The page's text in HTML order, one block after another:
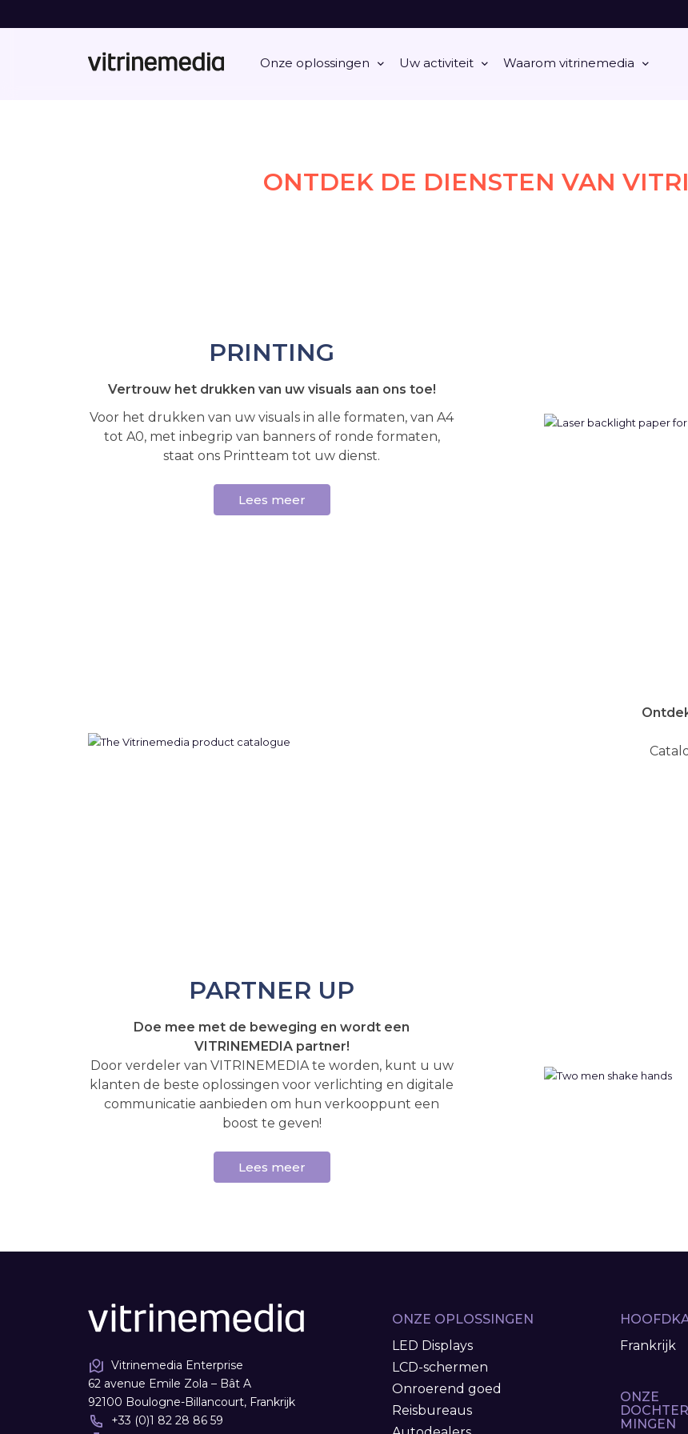
Onze oplossingen Uw activiteit Waarom vitrinemedia
ONTDEK DE DIENSTEN VAN
PRINTING
Vertrouw het drukken van uw visuals aan ons toe!
Voor het drukken van uw visuals in alle formaten, van A4
tot A0, met inbegrip van banners of ronde formaten,
staat ons Printteam tot uw dienst.
Lees meer
PARTNER UP
Doe mee met de beweging en wordt een
VITRINEMEDIA partner!
Door verdeler van VITRINEMEDIA te worden, kunt u uw
klanten de beste oplossingen voor verlichting en digitale
communicatie aanbieden om hun verkooppunt een
boost te geven!
Lees meer
Vitrinemedia Enterprise
62 avenue Emile Zola – Bât A
92100 Boulogne-Billancourt, Frankrijk
+33 (0)1 82 28 86 59
ONZE OPLOSSINGEN
LED Displays
LCD-schermen
Onroerend goed
Reisbureaus
Frankrijk
ONZE
MINGEN